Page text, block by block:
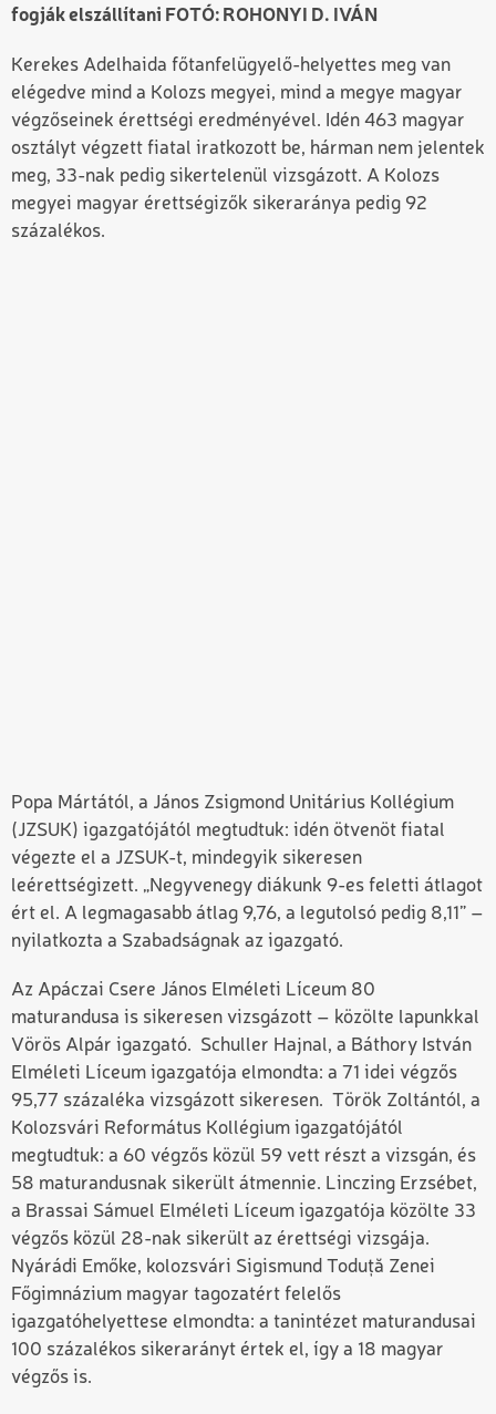
fogják elszállítani FOTÓ: ROHONYI D. IVÁN
Kerekes Adelhaida főtanfelügyelő-helyettes meg van
elégedve mind a Kolozs megyei, mind a megye magyar
végzőseinek érettségi eredményével. Idén 463 magyar
osztályt végzett fiatal iratkozott be, hárman nem jelentek
meg, 33-nak pedig sikertelenül vizsgázott. A Kolozs
megyei magyar érettségizők sikeraránya pedig 92
százalékos.
Popa Mártától, a János Zsigmond Unitárius Kollégium
(JZSUK) igazgatójától megtudtuk: idén ötvenöt fiatal
végezte el a JZSUK-t, mindegyik sikeresen
leérettségizett. „Negyvenegy diákunk 9-es feletti átlagot
ért el. A legmagasabb átlag 9,76, a legutolsó pedig 8,11” –
nyilatkozta a Szabadságnak az igazgató.
Az Apáczai Csere János Elméleti Líceum 80
maturandusa is sikeresen vizsgázott – közölte lapunkkal
Vörös Alpár igazgató. Schuller Hajnal, a Báthory István
Elméleti Líceum igazgatója elmondta: a 71 idei végzős
95,77 százaléka vizsgázott sikeresen. Török Zoltántól, a
Kolozsvári Református Kollégium igazgatójától
megtudtuk: a 60 végzős közül 59 vett részt a vizsgán, és
58 maturandusnak sikerült átmennie. Linczing Erzsébet,
a Brassai Sámuel Elméleti Líceum igazgatója közölte 33
végzős közül 28-nak sikerült az érettségi vizsgája.
Nyárádi Emőke, kolozsvári Sigismund Toduță Zenei
Főgimnázium magyar tagozatért felelős
igazgatóhelyettese elmondta: a tanintézet maturandusai
100 százalékos sikerarányt értek el, így a 18 magyar
végzős is.